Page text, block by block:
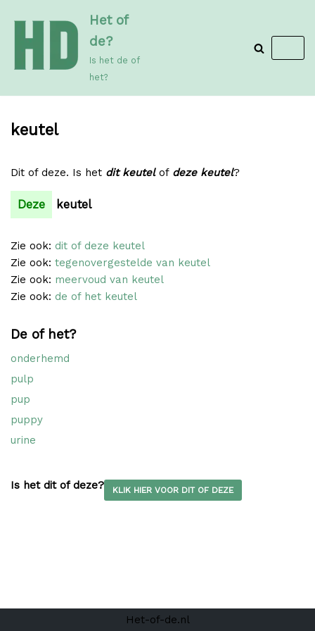
de
inhoud
Het of
de?
Is het de of
het?
keutel
Dit of deze. Is het dit keutelof deze keutel?
Deze keutel
Zie ook: dit of deze keutel
Zie ook: tegenovergestelde van keutel
Zie ook: meervoud van keutel
Zie ook: de of het keutel
De of het?
onderhemd
pulp
pup
puppy
urine
Is het dit of deze? KLIK HIER VOOR DIT OF DEZE
Het-of-de.nl